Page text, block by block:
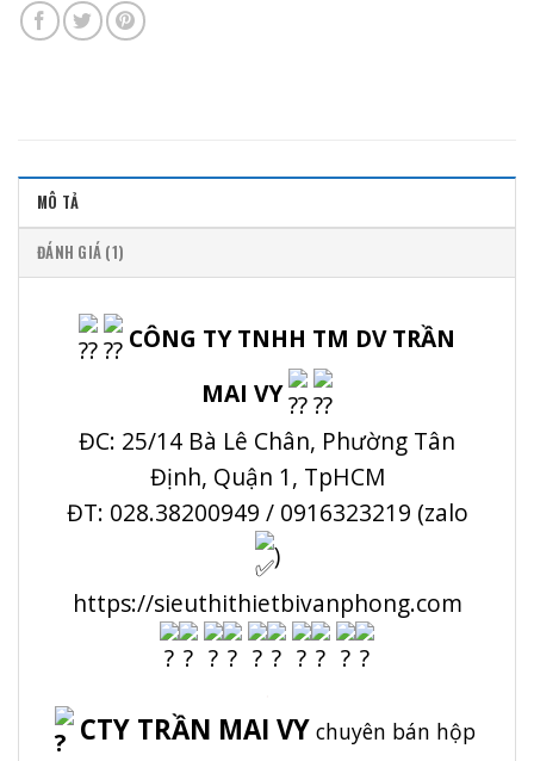
MÔ TẢ
ĐÁNH GIÁ (1)
CÔNG TY TNHH TM DV TRẦN
MAI VY
ĐC: 25/14 Bà Lê Chân, Phường Tân
Định, Quận 1, TpHCM
ĐT: 028.38200949 / 0916323219 (zalo
)
https://sieuthithietbivanphong.com
CTY TRẦN MAI VY chuyên bán hộp